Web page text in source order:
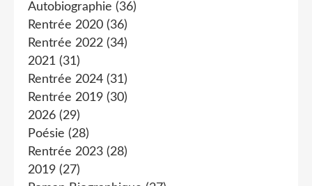
Autobiographie (36)
Rentrée 2020 (36)
Rentrée 2022 (34)
2021 (31)
Rentrée 2024 (31)
Rentrée 2019 (30)
2026 (29)
Poésie (28)
Rentrée 2023 (28)
2019 (27)